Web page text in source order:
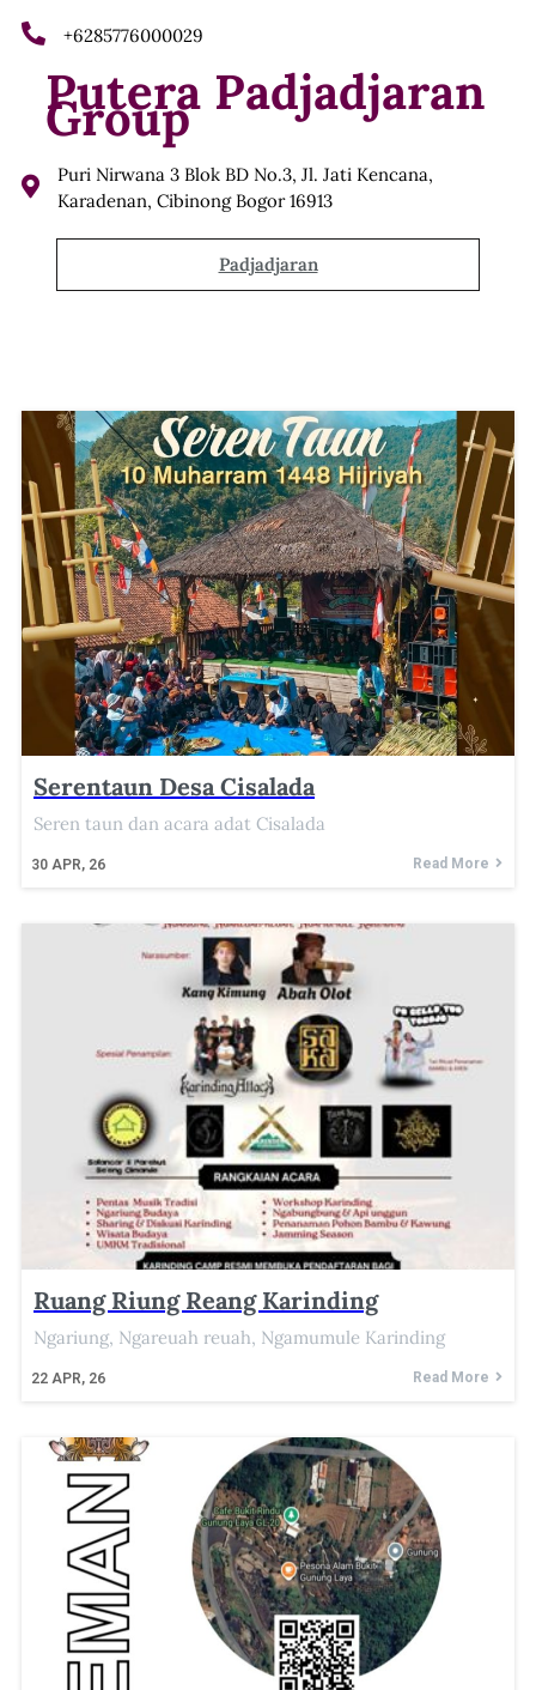
+6285776000029
Putera Padjadjaran
Group
Puri Nirwana 3 Blok BD No.3, Jl. Jati Kencana,
Karadenan, Cibinong Bogor 16913
Padjadjaran
Serentaun Desa Cisalada
30 APR, 26
Seren taun dan acara adat Cisalada
Read More
Ruang Riung Reang Karinding
22 APR, 26
Ngariung, Ngareuah reuah, Ngamumule Karinding
Read More